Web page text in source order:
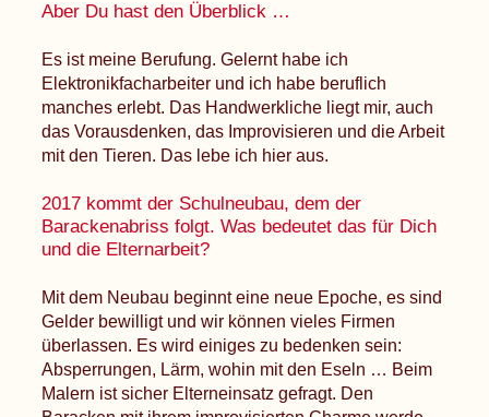
Aber Du hast den Überblick …
Es ist meine Berufung. Gelernt habe ich
Elektronikfacharbeiter und ich habe beruflich
manches erlebt. Das Handwerkliche liegt mir, auch
das Vorausdenken, das Improvisieren und die Arbeit
mit den Tieren. Das lebe ich hier aus.
2017 kommt der Schulneubau, dem der
Barackenabriss folgt. Was bedeutet das für Dich
und die Elternarbeit?
Mit dem Neubau beginnt eine neue Epoche, es sind
Gelder bewilligt und wir können vieles Firmen
überlassen. Es wird einiges zu bedenken sein:
Absperrungen, Lärm, wohin mit den Eseln … Beim
Malern ist sicher Elterneinsatz gefragt. Den